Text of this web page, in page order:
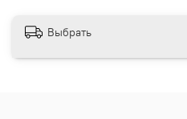
Выбрать